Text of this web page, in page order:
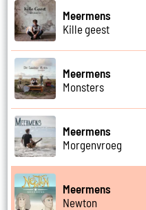
Meermens
Kille geest
Meermens
Monsters
Meermens
Morgenvroeg
Meermens
Newton